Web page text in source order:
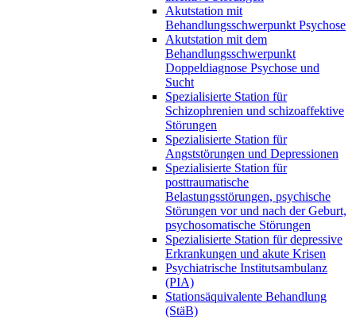
Akutstation mit
Behandlungsschwerpunkt Psychose
Akutstation mit dem
Behandlungsschwerpunkt
Doppeldiagnose Psychose und
Sucht
Spezialisierte Station für
Schizophrenien und schizoaffektive
Störungen
Spezialisierte Station für
Angststörungen und Depressionen
Spezialisierte Station für
posttraumatische
Belastungsstörungen, psychische
Störungen vor und nach der Geburt,
psychosomatische Störungen
Spezialisierte Station für depressive
Erkrankungen und akute Krisen
Psychiatrische Institutsambulanz
(PIA)
Stationsäquivalente Behandlung
(StäB)